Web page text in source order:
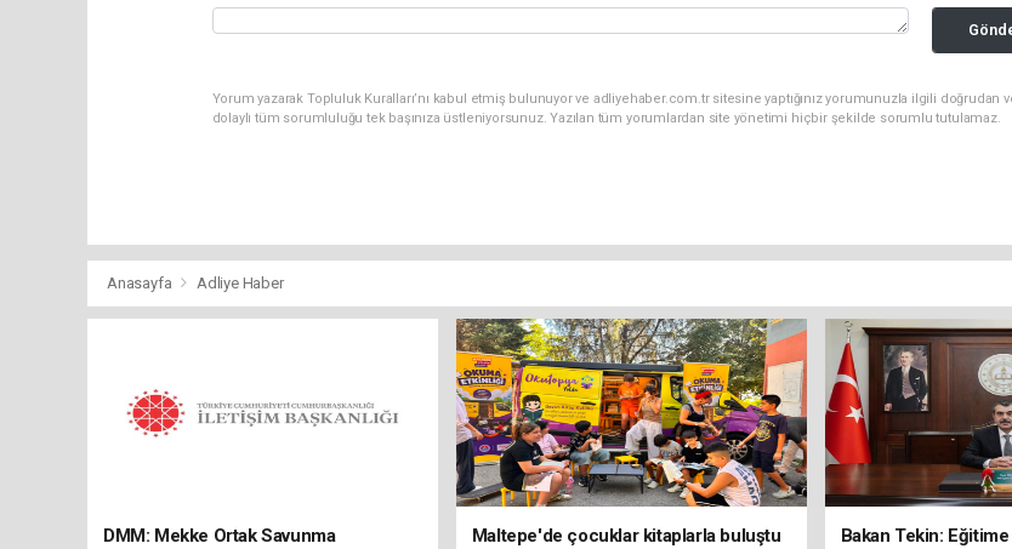
Yorum yazarak Topluluk Kuralları’nı kabul etmiş bulunuyor ve adliyehaber.com.tr sitesine yaptığınız yorumunuzla ilgili doğrudan
dolaylı tüm sorumluluğu tek başınıza üstleniyorsunuz. Yazılan tüm yorumlardan site yönetimi hiçbir şekilde sorumlu tutulamaz.
Anasayfa Adliye Haber
DMM: Mekke Ortak Savunma
Maltepe'de çocuklar kitaplarla buluştu
Bakan Tekin: Eğitime